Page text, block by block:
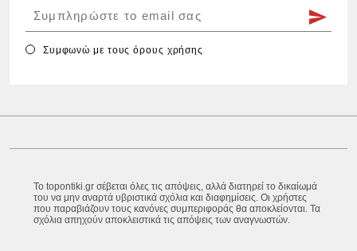
Συμφωνώ με τουςόρους χρήσης
Το topontiki.gr σέβεται όλες τις απόψεις, αλλά διατηρεί το δικαίωμά
του να μην αναρτά υβριστικά σχόλια και διαφημίσεις. Οι χρήστες
που παραβιάζουν τους κανόνες συμπεριφοράς θα αποκλείονται. Τα
σχόλια απηχούν αποκλειστικά τις απόψεις των αναγνωστών.